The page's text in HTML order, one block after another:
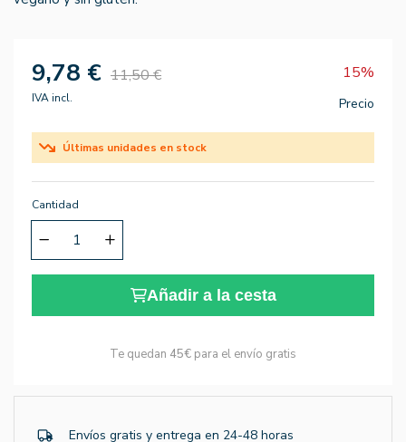
9,78 € 11,50 € 15%
IVA incl. Precio
Últimas unidades en stock
Cantidad
Añadir a la cesta
Te quedan 45€ para el envío gratis
Envíos gratis y entrega en 24-48 horas